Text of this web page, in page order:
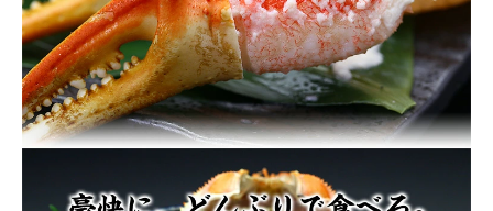
注文終了後の変更・キャンセルはお受けできません。